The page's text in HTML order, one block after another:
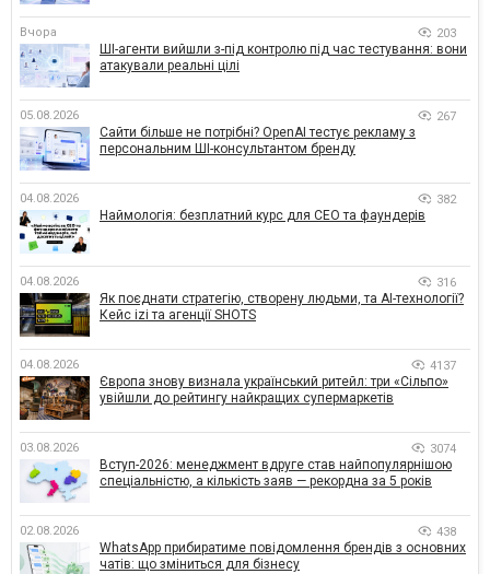
Вчора 203
ШІ-агенти вийшли з-під контролю під час тестування: вони
атакували реальні цілі
05.08.2026 267
Сайти більше не потрібні? OpenAI тестує рекламу з
персональним ШІ-консультантом бренду
04.08.2026 382
Наймологія: безплатний курс для CEO та фаундерів
04.08.2026 316
Як поєднати стратегію, створену людьми, та AI-технології?
Кейс izi та агенції SHOTS
04.08.2026 4137
Європа знову визнала український ритейл: три «Сільпо»
увійшли до рейтингу найкращих супермаркетів
03.08.2026 3074
Вступ-2026: менеджмент вдруге став найпопулярнішою
спеціальністю, а кількість заяв — рекордна за 5 років
02.08.2026 438
WhatsApp прибиратиме повідомлення брендів з основних
чатів: що зміниться для бізнесу